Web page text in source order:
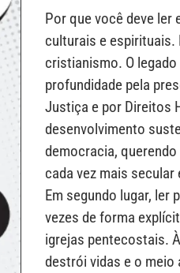
Por que você deve ler
culturais e espirituais.
cristianismo. O
profundidade pela
Justiça e por Direitos
desenvolvimento
democracia,
cada vez mais
Em segundo lugar,
vezes de forma
igrejas pentecostais.
destrói vidas e o